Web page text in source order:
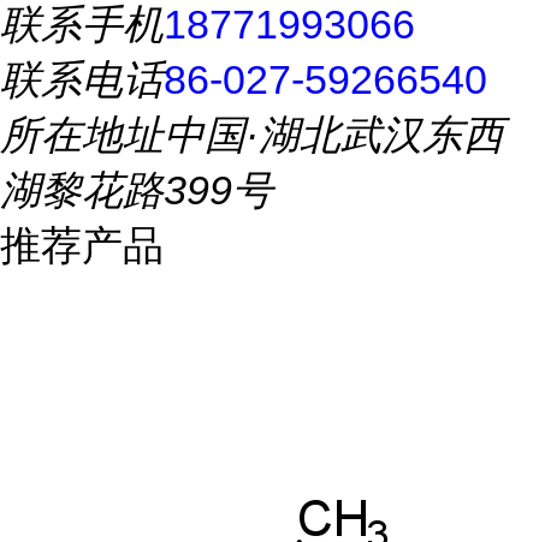
联系手机18771993066
联系电话86-027-59266540
所在地址中国·湖北武汉东西
湖黎花路399号
推荐产品